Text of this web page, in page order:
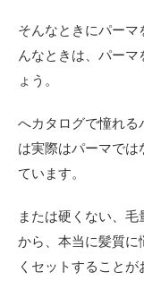
ワ
ッ
ス
使
う
4
と
め
そんなときにパー
んなときは、パーマ
ょう。
へカタログで憧れる
は実際はパーマでは
ています。
または硬くない、
から、本当に髪質に
くセットすることが